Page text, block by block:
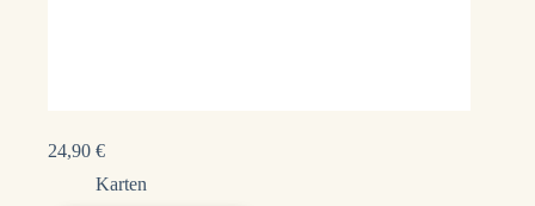
24,90 €
Karten